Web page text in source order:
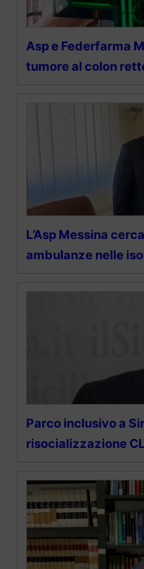
Asp e Federfarma
tumore al colon
L’Asp Messina
ambulanze nelle
Parco inclusivo a
risocializzazione